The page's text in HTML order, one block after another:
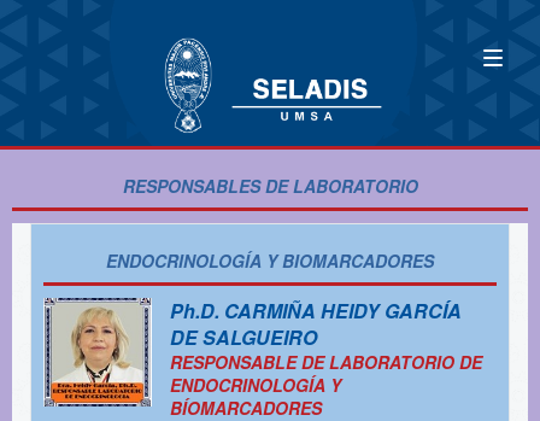
RESPONSABLES DE LABORATORIO
ENDOCRINOLOGÍA Y BIOMARCADORES
Ph.D. CARMIÑA HEIDY GARCÍA
DE SALGUEIRO
RESPONSABLE DE LABORATORIO DE
ENDOCRINOLOGÍA Y
BÍOMARCADORES